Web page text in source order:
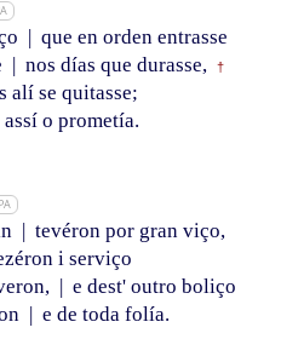
| que en orden entrasse
| nos días que durasse, †
alí se quitasse;
assí o prometía.
| tevéron por gran viço,
i serviço
| e dest' outro boliço
| e de toda folía.